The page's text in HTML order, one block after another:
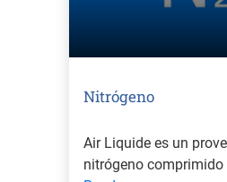
Nitrógeno
Air Liquide es un
nitrógeno comprimido